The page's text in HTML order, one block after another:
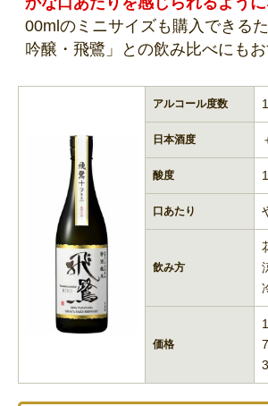
00mlのミニサイズも購入できる
吟醸・飛鷺」との飲み比べにもお
アルコール度数
日本酒度
酸度
口あたり
飲み方
価格